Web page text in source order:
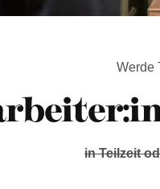
Werde
in Teilzeit